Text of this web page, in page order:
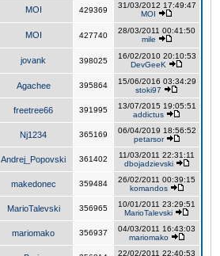
MOI 429369
31/03/2012 17:49:47
MOI
MOI 427740
28/03/2011 00:41:50
mile
jovank 398025
16/02/2010 20:10:53
DevGeeK
Agachee 395864
15/06/2016 03:34:29
stoki97
freetree66 391995
13/07/2015 19:05:51
addictus
Nj1234 365169
06/04/2019 18:56:52
petarsor
Andrej_Popovski 361402
11/03/2011 22:31:11
dbojadzievski
makedonec 359484
26/02/2011 00:39:15
komandos
MarioTalevski 356965
10/01/2011 23:29:51
MarioTalevski
mariomako 356937
04/03/2011 16:43:03
mariomako
22/02/2011 22:40:53